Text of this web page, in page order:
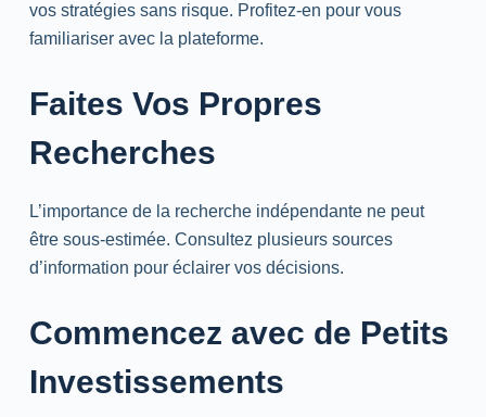
vos stratégies sans risque. Profitez-en pour vous
familiariser avec la plateforme.
Faites Vos Propres
Recherches
L’importance de la recherche indépendante ne peut
être sous-estimée. Consultez plusieurs sources
d’information pour éclairer vos décisions.
Commencez avec de Petits
Investissements